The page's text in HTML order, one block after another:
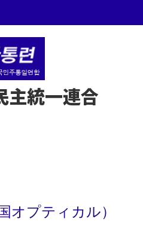
主統一連合
オプティカル）